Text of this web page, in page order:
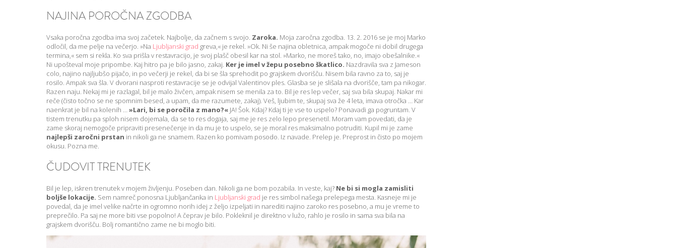
NAJINA POROČNA ZGODBA
Vsaka poročna zgodba ima svoj začetek. Najbolje, da začnem s svojo. Zaroka. Moja zaročna zgodba. 13. 2. 2016 se je moj Marko
odločil, da me pelje na večerjo. »Na Ljubljanski grad greva,« je rekel. »Ok. Ni še najina obletnica, ampak mogoče ni dobil drugega
termina,« sem si rekla. Ko sva prišla v restavracijo, je svoj plašč obesil kar na stol. »Marko, ne moreš tako, no, imajo obešalnike.«
Ni upošteval moje pripombe. Kaj hitro pa je bilo jasno, zakaj. Ker je imel v žepu posebno škatlico. Nazdravila sva z Jameson
colo, najino najljubšo pijačo, in po večerji je rekel, da bi se šla sprehodit po grajskem dvorišču. Nisem bila ravno za to, saj je
rosilo. Ampak sva šla. V dvorani nasproti restavracije se je odvijal Valentinov ples. Glasba se je slišala na dvorišče, tam pa nikogar.
Razen naju. Nekaj mi je razlagal, bil je malo živčen, ampak nisem se menila za to. Bil je res lep večer, saj sva bila skupaj. Nakar mi
reče (čisto točno se ne spomnim besed, a upam, da me razumete, zakaj). Veš, ljubim te, skupaj sva že 4 leta, imava otročka … Kar
naenkrat je bil na kolenih …»Lari, bi se poročila z mano?« JA! Šok. Kdaj? Kdaj ti je vse to uspelo? Ponavadi ga pogruntam. V
tistem trenutku pa sploh nisem dojemala, da se to res dogaja, saj me je res zelo lepo presenetil. Moram vam povedati, da je
zame skoraj nemogoče pripraviti presenečenje in da mu je to uspelo, se je moral res maksimalno potruditi. Kupil mi je zame
najlepši zaročni prstan in nikoli ga ne snamem. Razen ko pomivam posodo. Iz navade. Prelep je. Preprost in čisto po mojem
okusu. Pozna me.
ČUDOVIT TRENUTEK
Bil je lep, iskren trenutek v mojem življenju. Poseben dan. Nikoli ga ne bom pozabila. In veste, kaj? Ne bi si mogla zamisliti
boljše lokacije. Sem namreč ponosna Ljubljančanka in Ljubljanski grad je res simbol našega prelepega mesta. Kasneje mi je
povedal, da je imel velike načrte in ogromno norih idej z željo izpeljati in narediti najino zaroko res posebno, a mu je vreme to
preprečilo. Pa saj ne more biti vse popolno! A čeprav je bilo. Pokleknil je direktno v lužo, rahlo je rosilo in sama sva bila na
grajskem dvorišču. Bolj romantično zame ne bi moglo biti.